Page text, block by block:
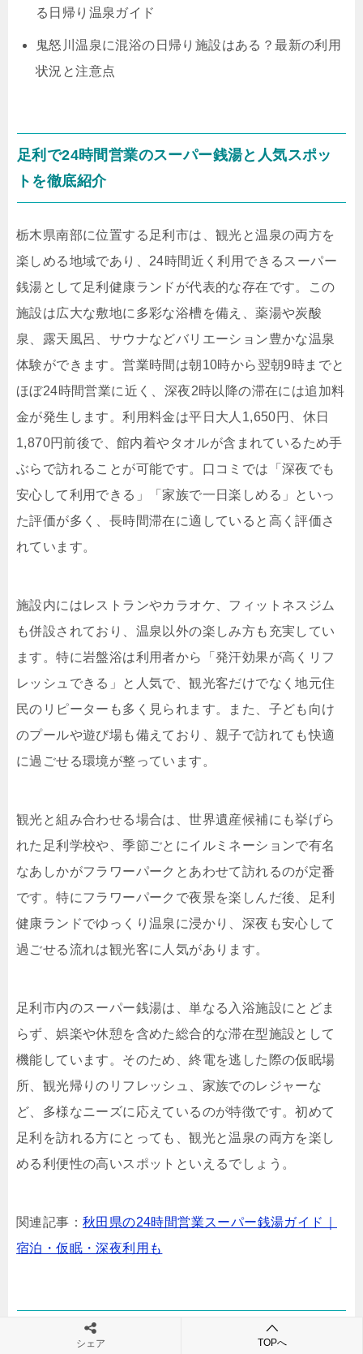
る日帰り温泉ガイド
鬼怒川温泉に混浴の日帰り施設はある？最新の利用
状況と注意点
足利で24時間営業のスーパー銭湯と人気スポッ
トを徹底紹介
栃木県南部に位置する足利市は、観光と温泉の両方を
楽しめる地域であり、24時間近く利用できるスーパー
銭湯として足利健康ランドが代表的な存在です。この
施設は広大な敷地に多彩な浴槽を備え、薬湯や炭酸
泉、露天風呂、サウナなどバリエーション豊かな温泉
体験ができます。営業時間は朝10時から翌朝9時までと
ほぼ24時間営業に近く、深夜2時以降の滞在には追加料
金が発生します。利用料金は平日大人1,650円、休日
1,870円前後で、館内着やタオルが含まれているため手
ぶらで訪れることが可能です。口コミでは「深夜でも
安心して利用できる」「家族で一日楽しめる」といっ
た評価が多く、長時間滞在に適していると高く評価さ
れています。
施設内にはレストランやカラオケ、フィットネスジム
も併設されており、温泉以外の楽しみ方も充実してい
ます。特に岩盤浴は利用者から「発汗効果が高くリフ
レッシュできる」と人気で、観光客だけでなく地元住
民のリピーターも多く見られます。また、子ども向け
のプールや遊び場も備えており、親子で訪れても快適
に過ごせる環境が整っています。
観光と組み合わせる場合は、世界遺産候補にも挙げら
れた足利学校や、季節ごとにイルミネーションで有名
なあしかがフラワーパークとあわせて訪れるのが定番
です。特にフラワーパークで夜景を楽しんだ後、足利
健康ランドでゆっくり温泉に浸かり、深夜も安心して
過ごせる流れは観光客に人気があります。
足利市内のスーパー銭湯は、単なる入浴施設にとどま
らず、娯楽や休憩を含めた総合的な滞在型施設として
機能しています。そのため、終電を逃した際の仮眠場
所、観光帰りのリフレッシュ、家族でのレジャーな
ど、多様なニーズに応えているのが特徴です。初めて
足利を訪れる方にとっても、観光と温泉の両方を楽し
める利便性の高いスポットといえるでしょう。
関連記事： 秋田県の24時間営業スーパー銭湯ガイド｜
宿泊・仮眠・深夜利用も
鬼怒川温泉で24時間立ち寄りOK？深夜まで楽し
シェア TOPへ